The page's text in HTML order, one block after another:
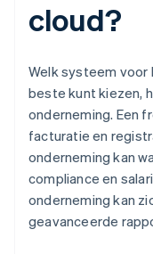
cloud?
Welk systeem voor
beste kunt kiezen,
onderneming. Een
facturatie en
onderneming kan
compliance en
onderneming kan
geavanceerde